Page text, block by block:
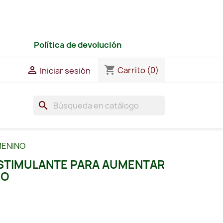
Política de devolución
 Iniciar sesión shopping_cart Carrito (0)
search
PARA AUMENTAR